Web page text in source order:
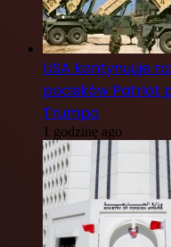
USA kontynuuje
pocisków Patriot
Trumpa
1 godzinę ago